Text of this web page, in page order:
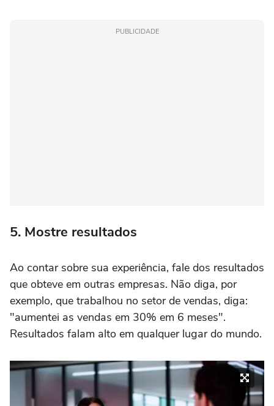
PUBLICIDADE
5. Mostre resultados
Ao contar sobre sua experiência, fale dos resultados
que obteve em outras empresas. Não diga, por
exemplo, que trabalhou no setor de vendas, diga:
"aumentei as vendas em 30% em 6 meses".
Resultados falam alto em qualquer lugar do mundo.